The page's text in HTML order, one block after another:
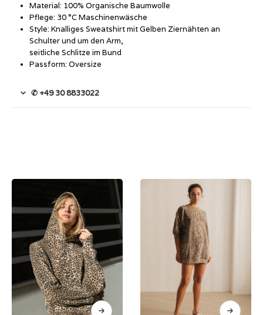
Material: 100% Organische Baumwolle
Pflege: 30 °C Maschinenwäsche
Style: Knalliges Sweatshirt mit Gelben Ziernähten an
Schulter und um den Arm,
seitliche Schlitze im Bund
Passform: Oversize
✆ +49 30 8833022